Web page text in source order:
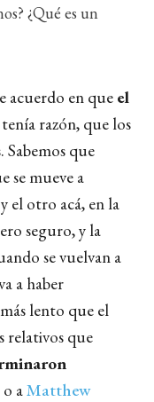
¿Qué es un
acuerdo en que el
tenía razón, que los
Sabemos que
se mueve a
el otro acá, en la
seguro, y la
se vuelvan a
a haber
lento que el
relativos que
o aMatthew